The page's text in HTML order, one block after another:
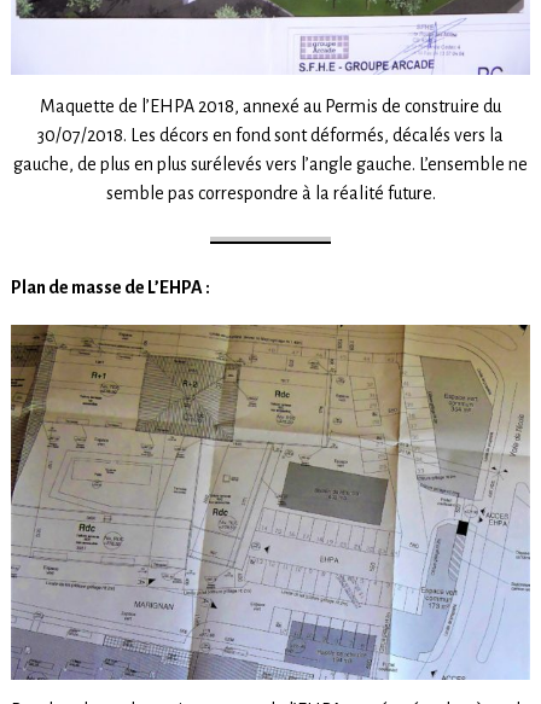
Maquette de l’EHPA 2018, annexé au Permis de construire du
30/07/2018. Les décors en fond sont déformés, décalés vers la
gauche, de plus en plus surélevés vers l’angle gauche. L’ensemble ne
semble pas correspondre à la réalité future.
Plan de masse de L’EHPA :